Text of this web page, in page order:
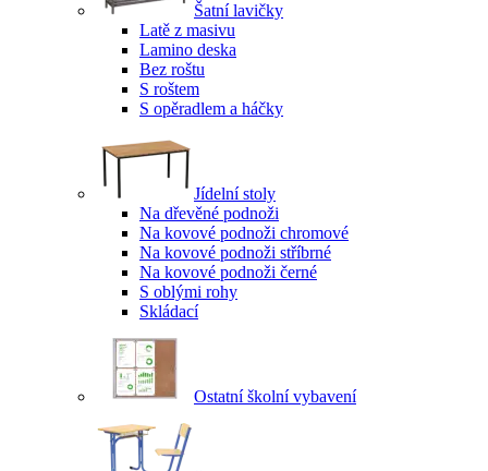
Šatní lavičky
Latě z masivu
Lamino deska
Bez roštu
S roštem
S opěradlem a háčky
Jídelní stoly
Na dřevěné podnoži
Na kovové podnoži chromové
Na kovové podnoži stříbrné
Na kovové podnoži černé
S oblými rohy
Skládací
Ostatní školní vybavení